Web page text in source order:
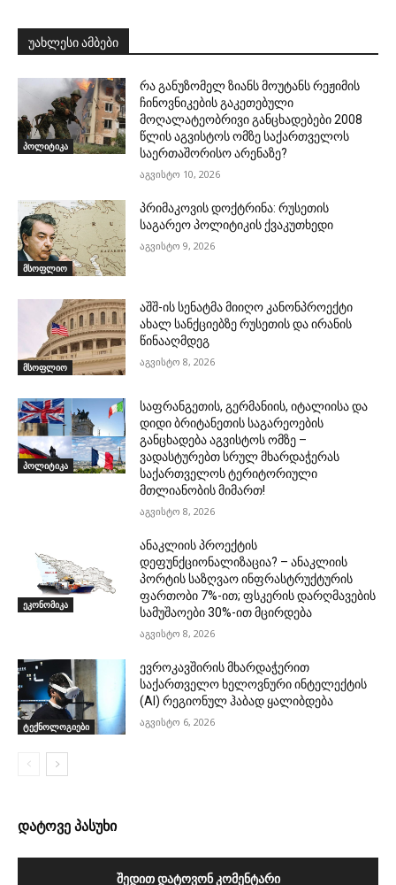
უახლესი ამბები
პოლიტიკა
რა განუზომელ ზიანს მოუტანს რეჟიმის
ჩინოვნიკების გაკეთებული
მოღალატეობრივი განცხადებები 2008
წლის აგვისტოს ომზე საქართველოს
საერთაშორისო არენაზე?
აგვისტო 10, 2026
მსოფლიო
პრიმაკოვის დოქტრინა: რუსეთის
საგარეო პოლიტიკის ქვაკუთხედი
აგვისტო 9, 2026
მსოფლიო
აშშ-ის სენატმა მიიღო კანონპროექტი
ახალ სანქციებზე რუსეთის და ირანის
წინააღმდეგ
აგვისტო 8, 2026
პოლიტიკა
საფრანგეთის, გერმანიის, იტალიისა და
დიდი ბრიტანეთის საგარეოების
განცხადება აგვისტოს ომზე –
ვადასტურებთ სრულ მხარდაჭერას
საქართველოს ტერიტორიული
მთლიანობის მიმართ!
აგვისტო 8, 2026
ეკონომიკა
ანაკლიის პროექტის
დეფუნქციონალიზაცია? – ანაკლიის
პორტის საზღვაო ინფრასტრუქტურის
ფართობი 7%-ით; ფსკერის დარღმავების
სამუშაოები 30%-ით მცირდება
აგვისტო 8, 2026
ტექნოლოგიები
ევროკავშირის მხარდაჭერით
საქართველო ხელოვნური ინტელექტის
(AI) რეგიონულ ჰაბად ყალიბდება
აგვისტო 6, 2026
დატოვე პასუხი
ᲨᲔᲓᲘᲗ ᲓᲐᲢᲝᲕᲝᲜ ᲙᲝᲛᲔᲜᲢᲐᲠᲘ